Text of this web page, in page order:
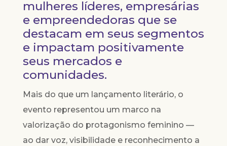
mulheres líderes, empresárias
e empreendedoras que se
destacam em seus segmentos
e impactam positivamente
seus mercados e
comunidades.
Mais do que um lançamento literário, o
evento representou um marco na
valorização do protagonismo feminino —
ao dar voz, visibilidade e reconhecimento a